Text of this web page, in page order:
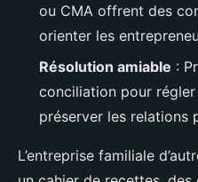
ou CMA offrent des
orienter les
Résolution amiable :
conciliation pour
préserver les relations
L’entreprise familiale